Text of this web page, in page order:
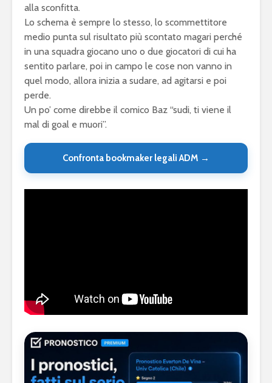
alla sconfitta.
Lo schema è sempre lo stesso, lo scommettitore
medio punta sul risultato più scontato magari perché
in una squadra giocano uno o due giocatori di cui ha
sentito parlare, poi in campo le cose non vanno in
quel modo, allora inizia a sudare, ad agitarsi e poi
perde.
Un po’ come direbbe il comico Baz “sudi, ti viene il
mal di goal e muori”.
Confronta bookmaker legali ADM →